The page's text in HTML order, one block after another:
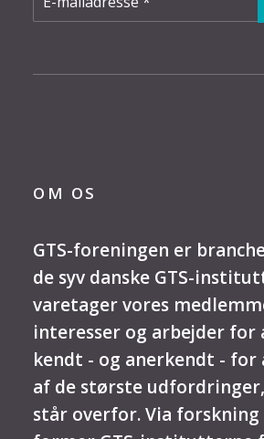
OM OS
GTS-foreningen er
de syv danske GTS-
varetager vores
interesser og arbejder for
kendt - og anerkendt - for
af de største
står overfor. Via